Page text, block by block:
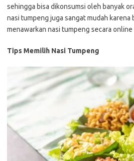
sehingga bisa dikonsumsi oleh banyak
nasi tumpeng juga sangat mudah karena
menawarkan nasi tumpeng secara
Tips Memilih Nasi Tumpeng